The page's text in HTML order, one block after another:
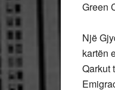
Green
Një
kartën
Qarkut